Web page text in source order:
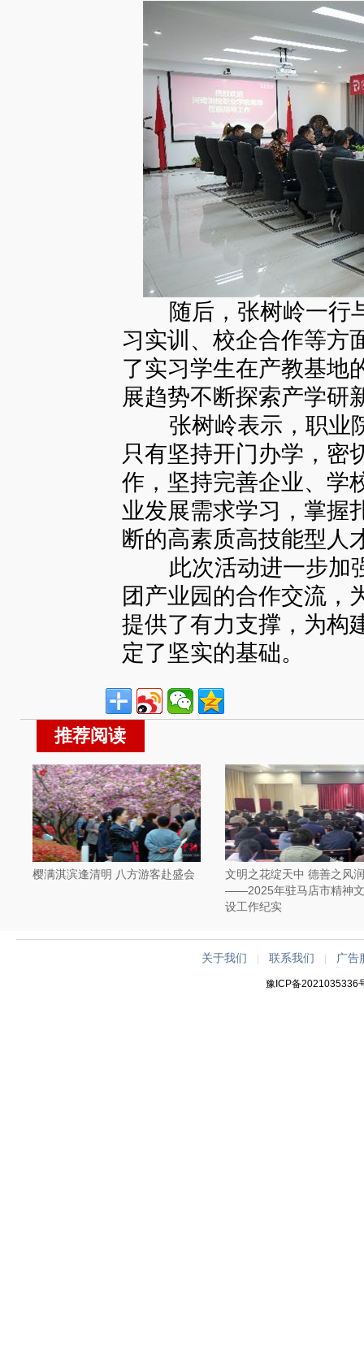
随后，张树岭一行与
习实训、校企合作等方
了实习学生在产教基地
展趋势不断探索产学研
张树岭表示，职业院
只有坚持开门办学，密
作，坚持完善企业、学
业发展需求学习，掌握
断的高素质高技能型人
此次活动进一步加强
团产业园的合作交流，
提供了有力支撑，为构
定了坚实的基础。
推荐阅读
樱满淇滨逢清明 八方游客赴盛会
文明之花绽天中 德善之风
——2025年驻马店市精神
设工作纪实
关于我们 |联系我们 广告
豫ICP备2021035336